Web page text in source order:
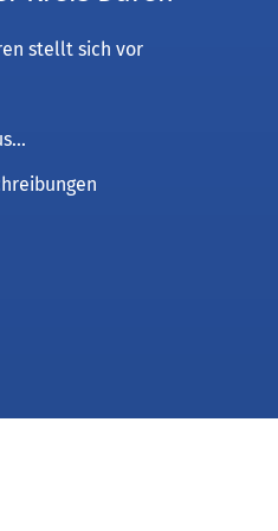
stellt sich vor